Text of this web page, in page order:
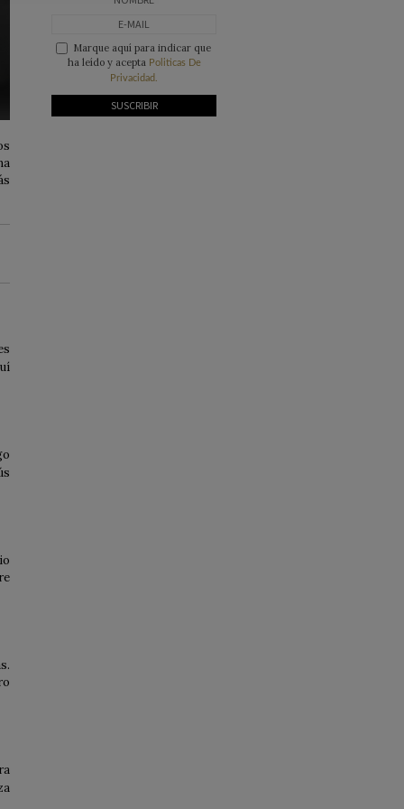
Marque aquí para indicar que
ha leído y acepta Politicas De
Privacidad.